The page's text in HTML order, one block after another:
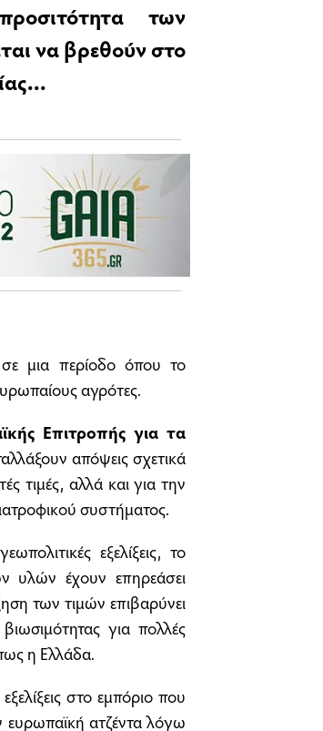
των
να βρεθούν στο
μια περίοδο όπου το
αγρότες.
Επιτροπής για τα
απόψεις σχετικά
τιμές, αλλά και για την
συστήματος.
εξελίξεις, το
υλών έχουν επηρεάσει
των τιμών επιβαρύνει
για πολλές
η Ελλάδα.
στο εμπόριο που
ευρωπαϊκή ατζέντα λόγω